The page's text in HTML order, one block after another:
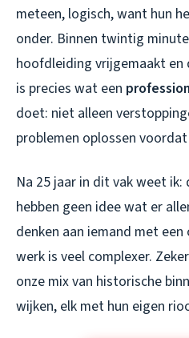
meteen, logisch, want hun
onder. Binnen twintig
hoofdleiding vrijgemaakt en
is precies wat een
doet: niet alleen
problemen oplossen
Na 25 jaar in dit vak weet ik:
hebben geen idee wat er
denken aan iemand met
werk is veel complexer.
onze mix van historische
wijken, elk met hun eigen